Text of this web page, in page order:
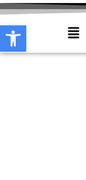
פתח